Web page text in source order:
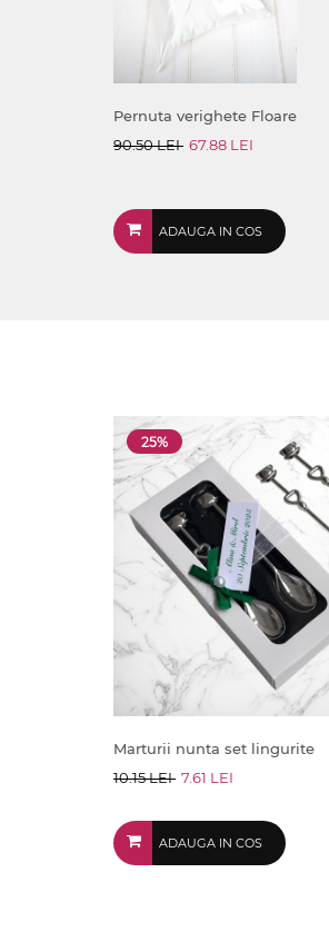
Pernuta verighete Floare
90.50 LEI 67.88 LEI
ADAUGA IN COS
25%
Marturii nunta set lingurite
10.15 LEI 7.61 LEI
ADAUGA IN COS